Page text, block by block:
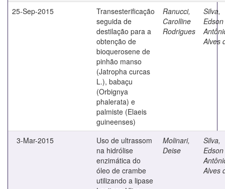
25-Sep-2015
Transesterificação
seguida de
destilação para a
obtenção de
bioquerosene de
pinhão manso
(Jatropha curcas
L.), babaçu
(Orbignya
phalerata) e
palmiste (Elaeis
guineenses)
Ranucci,
Carolline
Rodrigues
Silva,
Edson
Alves
3-Mar-2015
Uso de ultrassom
na hidrólise
enzimática do
óleo de crambe
utilizando a lipase
Molinari,
Deise
Silva,
Edson
Alves